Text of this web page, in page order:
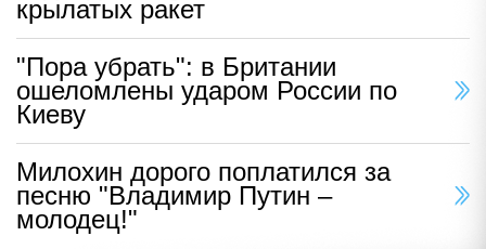
крылатых ракет
"Пора убрать": в Британии
ошеломлены ударом России по
Киеву
Милохин дорого поплатился за
песню "Владимир Путин –
молодец!"